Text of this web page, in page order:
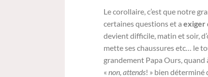
Le corollaire, c’est que notre
certaines questions et aexiger
devient difficile, matin et soir,
mette ses chaussures etc… le
grandement Papa Ours,
«non, attends! » bien déterminé